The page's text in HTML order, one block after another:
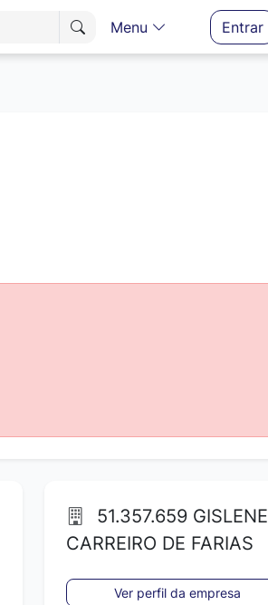
Menu Entrar
51.357.659 GISLENE
CARREIRO DE FARIAS
Ver perfil da empresa